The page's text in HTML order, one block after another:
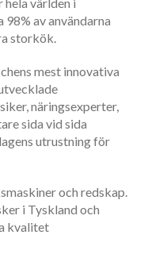
av användarna
storkök.
mest innovativa
näringsexperter,
sida vid sida
utrustning för
och redskap.
i Tyskland och
kvalitet